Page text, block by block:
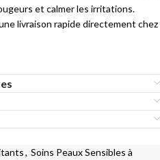
et calmer les irritations.
livraison rapide directement chez
, Soins Peaux Sensibles à